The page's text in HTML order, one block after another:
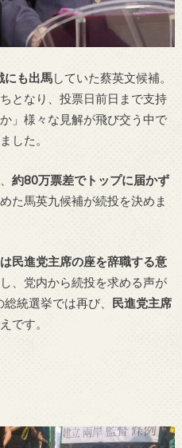
にも出馬していた蔡英文候補。
となり、投票日前日まで支持
」様々な見解が飛び交う中で
した。
約80万票差でトップに届かず
た馬英九候補が続投を決めま
民進党主席の座を辞職する意
、党内から続投を求める声が
統選挙では再び、 民進党主席
です。